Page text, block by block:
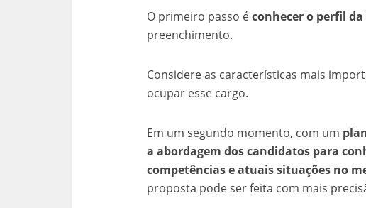
O primeiro passo éconhecer o perfil da
preenchimento.
Considere as características mais
ocupar esse cargo.
Em um segundo momento, com um
a abordagem dos candidatos para
competências e atuais situações no
proposta pode ser feita com mais